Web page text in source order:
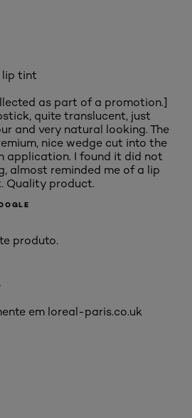
lip tint
as part of a promotion.]
quite translucent, just
and very natural looking. The
nice wedge cut into the
application. I found it did not
almost reminded me of a lip
Quality product.
produto.
em loreal-paris.co.uk